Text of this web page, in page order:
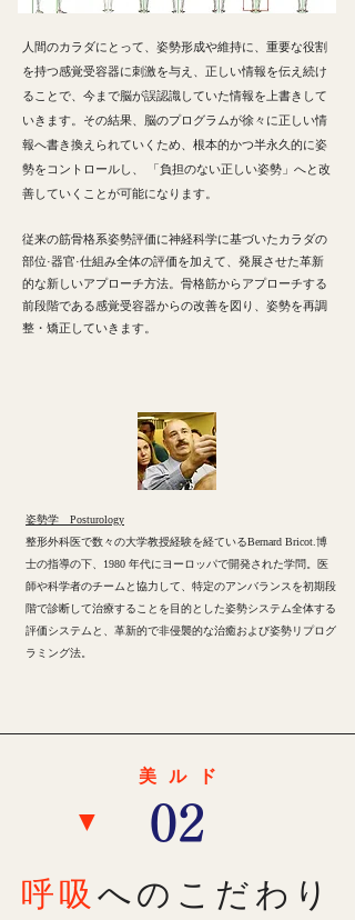
人間のカラダにとって、姿勢形成や維持に、重要な役割
を持つ感覚受容器に刺激を与え、正しい情報を伝え続け
るこ とで、今まで脳が誤認識していた情報を上書きして
いきます。 その結果、脳のプログラムが徐々に正しい情
報へ書き換えられていくため、根本的かつ半永久的に姿
勢をコント ロールし、 「負担のない正しい姿勢」へと改
善していくことが可能になります。
従来の筋骨格系姿勢評価に神経科学に基づいたカラダの
部位·器官·仕組み全体の評価を加えて、発展させた革新
的な新しいアプローチ方法。骨格筋からアプローチする
前段階である感覚受容器からの改善を図り、姿勢を再調
整・矯正していきます。
姿勢学 Posturology
整形外科医で数々の大学教授経験を経ているBernard Bricot.博
士の指導の下、1980 年代にヨーロッパで開発された学問。医
師や科学者のチームと協力して、特定のアンバランスを初期段
階で診断して治療することを目的とした姿勢システム全体する
評価システムと、革新的で非侵襲的な治癒および姿勢リプログ
ラミング法。
▼
美ル ド
​02
呼吸へのこだわり